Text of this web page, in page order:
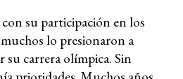
su participación en los
lo presionaron a
su carrera olímpica. Sin